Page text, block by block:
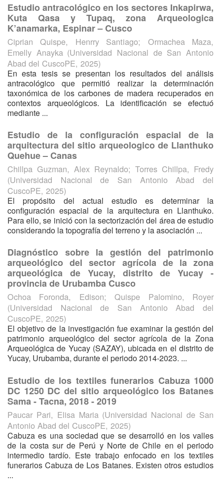
Estudio antracológico en los sectores Inkapirwa,
Kuta Qasa y Tupaq, zona Arqueologica
K’anamarka, Espinar – Cusco
Ciprian Quispe, Henrry Santiago; Ormachea Maza,
Emelly Anayka (Universidad Nacional de San Antonio
Abad del CuscoPE, 2025)
En esta tesis se presentan los resultados del análisis
antracológico que permitió realizar la determinación
taxonómica de los carbones de madera recuperados en
contextos arqueológicos. La identificación se efectuó
mediante ...
Estudio de la configuración espacial de la
arquitectura del sitio arqueologico de Llanthuko
Quehue – Canas
Chillpa Guzman, Alex Reynaldo; Torres Chillpa, Fredy
(Universidad Nacional de San Antonio Abad del
CuscoPE, 2025)
El propósito del actual estudio es determinar la
configuración espacial de la arquitectura en Llanthuko.
Para ello, se inició con la sectorización del área de estudio
considerando la topografía del terreno y la asociación ...
Diagnóstico sobre la gestión del patrimonio
arqueológico del sector agrícola de la zona
arqueológica de Yucay, distrito de Yucay -
provincia de Urubamba Cusco
Ochoa Foronda, Edison;Quispe Palomino, Royer
(Universidad Nacional de San Antonio Abad del
CuscoPE, 2025)
El objetivo de la investigación fue examinar la gestión del
patrimonio arqueológico del sector agrícola de la Zona
Arqueológica de Yucay (SAZAY), ubicada en el distrito de
Yucay, Urubamba, durante el periodo 2014-2023. ...
Estudio de los textiles funerarios Cabuza 1000
DC 1250 DC del sitio arqueológico los Batanes
Sama - Tacna, 2018 - 2019
Paucar Pari, Elisa Maria (Universidad Nacional de San
Antonio Abad del CuscoPE, 2025)
Cabuza es una sociedad que se desarrolló en los valles
de la costa sur de Perú y Norte de Chile en el periodo
intermedio tardío. Este trabajo enfocado en los textiles
funerarios Cabuza de Los Batanes. Existen otros estudios
...